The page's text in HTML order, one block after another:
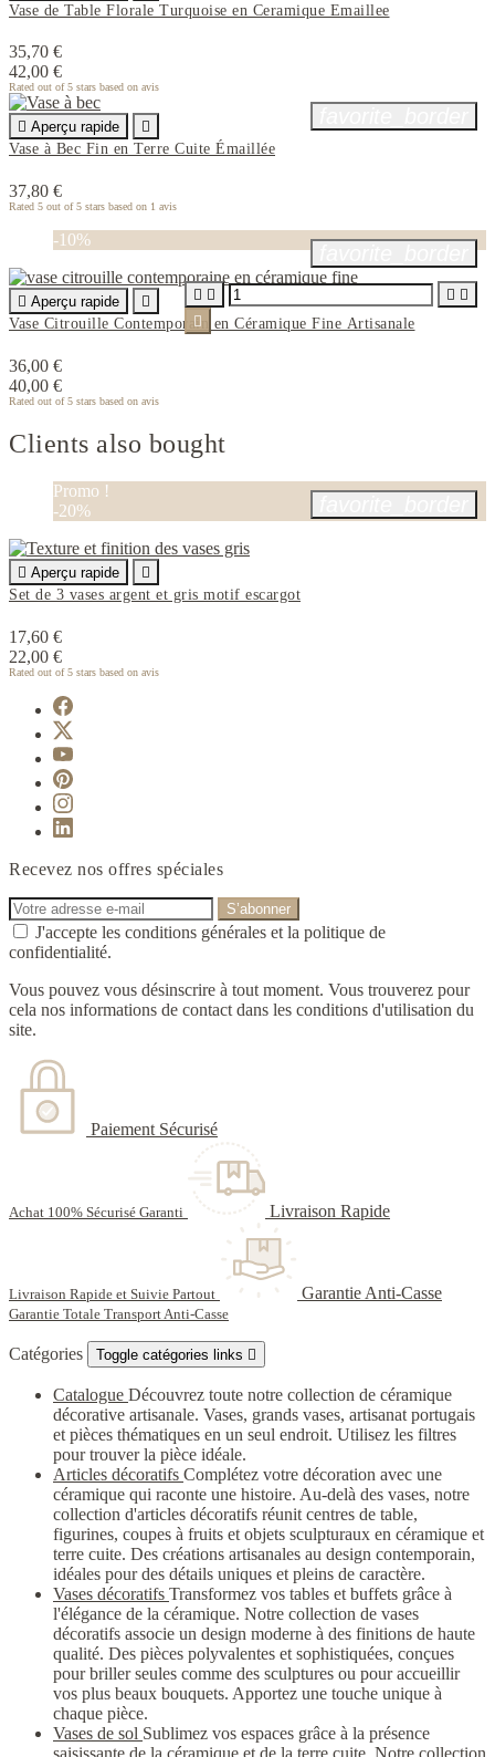
Vase de Table Florale Turquoise en Ceramique Emaillee
35,70 €
42,00 €
Rated out of 5 stars based on avis
 Aperçu rapide

Vase à Bec Fin en Terre Cuite Émaillée
37,80 €
Rated 5 out of 5 stars based on 1 avis
-10%
 Aperçu rapide

Vase Citrouille Contemporain en Céramique Fine Artisanale
36,00 €
40,00 €
Rated out of 5 stars based on avis
   

Clients also bought
Promo !
-20%
 Aperçu rapide

Set de 3 vases argent et gris motif escargot
17,60 €
22,00 €
Rated out of 5 stars based on avis
Recevez nos offres spéciales
J'accepte les conditions générales et la politique de
confidentialité.
Vous pouvez vous désinscrire à tout moment. Vous trouverez pour
cela nos informations de contact dans les conditions d'utilisation du
site.
Paiement Sécurisé
Achat 100% Sécurisé Garanti Livraison Rapide
Livraison Rapide et Suivie Partout Garantie Anti-Casse
Garantie Totale Transport Anti-Casse
Catégories Toggle catégories links 
Catalogue Découvrez toute notre collection de céramique
décorative artisanale. Vases, grands vases, artisanat portugais
et pièces thématiques en un seul endroit. Utilisez les filtres
pour trouver la pièce idéale.
Articles décoratifs Complétez votre décoration avec une
céramique qui raconte une histoire. Au-delà des vases, notre
collection d'articles décoratifs réunit centres de table,
figurines, coupes à fruits et objets sculpturaux en céramique et
terre cuite. Des créations artisanales au design contemporain,
idéales pour des détails uniques et pleins de caractère.
Vases décoratifs Transformez vos tables et buffets grâce à
l'élégance de la céramique. Notre collection de vases
décoratifs associe un design moderne à des finitions de haute
qualité. Des pièces polyvalentes et sophistiquées, conçues
pour briller seules comme des sculptures ou pour accueillir
vos plus beaux bouquets. Apportez une touche unique à
chaque pièce.
Vases de sol Sublimez vos espaces grâce à la présence
saisissante de la céramique et de la terre cuite. Notre collection